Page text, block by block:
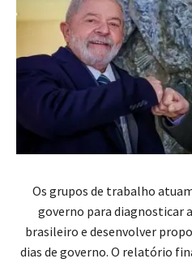
Os grupos de trabalho
governo para diagnosticar
brasileiro e desenvolver
dias de governo. O relatório